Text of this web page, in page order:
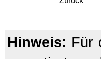
Hinweis: Für